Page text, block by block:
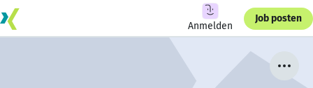
Anmelden
Job posten